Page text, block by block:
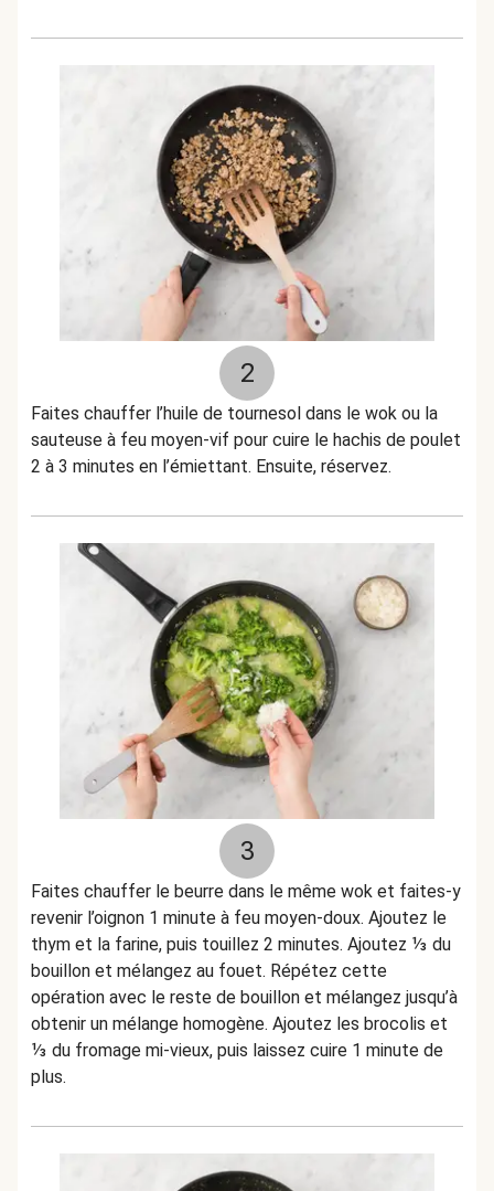
2
Faites chauffer l’huile de tournesol dans le wok ou la
sauteuse à feu moyen-vif pour cuire le hachis de poulet
2 à 3 minutes en l’émiettant. Ensuite, réservez.
3
Faites chauffer le beurre dans le même wok et faites-y
revenir l’oignon 1 minute à feu moyen-doux. Ajoutez le
thym et la farine, puis touillez 2 minutes. Ajoutez ⅓ du
bouillon et mélangez au fouet. Répétez cette
opération avec le reste de bouillon et mélangez jusqu’à
obtenir un mélange homogène. Ajoutez les brocolis et
⅓ du fromage mi-vieux, puis laissez cuire 1 minute de
plus.